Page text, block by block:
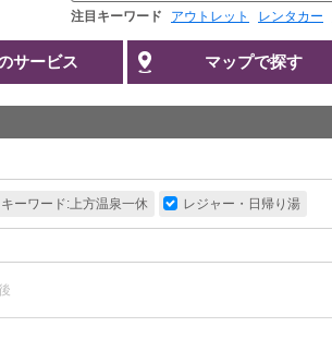
注目キーワード アウトレット レンタカー
サービス マップで探す
キーワード:上方温泉一休 レジャー・日帰り湯